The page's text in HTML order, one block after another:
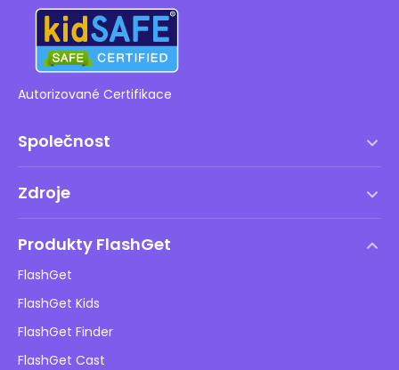
Autorizované Certifikace
Společnost
Zásady DMCA
Ochrana osobních údajů
Reklamní zásady
Neprodávejte mé informace
Zdroje
Blog
Bezpečnost dětí online
Stáhnout
Produkty FlashGet
FlashGet
FlashGet Kids
FlashGet Finder
FlashGet Cast